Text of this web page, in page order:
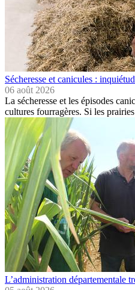
Sécheresse et canicules :
06 août 2026
La sécheresse et les épisodes
cultures fourragères. Si les
L’administration départementale